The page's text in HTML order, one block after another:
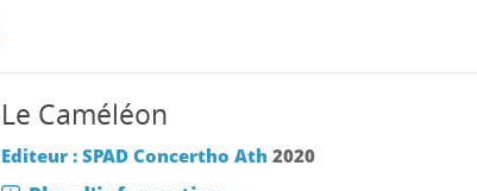
Le Caméléon
Editeur : SPAD Concertho Ath 2020